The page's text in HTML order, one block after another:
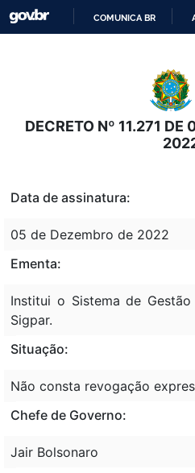
O
COMUNICA BR
DECRETO Nº 11.271 DE
Data de assinatura:
05 de Dezembro de 2022
Ementa:
Institui o Sistema de
Sigpar.
Situação:
Não consta revogação
Chefe de Governo:
Jair Bolsonaro